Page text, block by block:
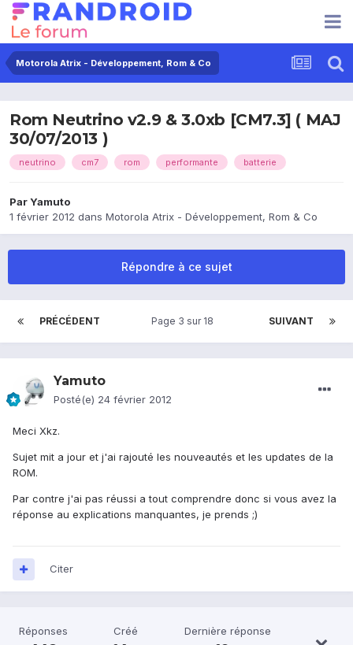
Motorola Atrix - Développement, Rom & Co
Rom Neutrino v2.9 & 3.0xb [CM7.3] ( MAJ
30/07/2013 )
neutrino cm7 rom performante batterie
ParYamuto
1 février 2012 dans Motorola Atrix - Développement, Rom & Co
Répondre à ce sujet
PRÉCÉDENT SUIVANT
Page 3 sur 18
Yamuto
Posté(e) 24 février 2012
Meci Xkz.
Sujet mit a jour et j'ai rajouté les nouveautés et les updates de la
ROM.
Par contre j'ai pas réussi a tout comprendre donc si vous avez la
réponse au explications manquantes, je prends ;)
Citer
Réponses Créé Dernière réponse